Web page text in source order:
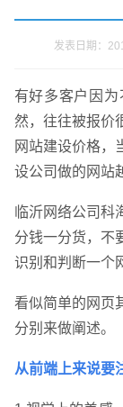
发表日期：
有好多客户因
然，往往被报价
网站建设价格，
设公司做的网站
临沂网络公司科
分钱一分货，不
识别和判断一个
看似简单的网页
分别来做阐述。
从前端上来说要